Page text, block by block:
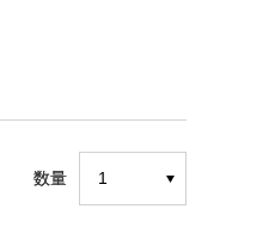
数量